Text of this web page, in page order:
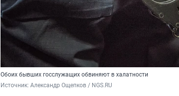
Обоих бывших госслужащих обвиняют в халатности
Источник: Александр Ощепков / NGS.RU